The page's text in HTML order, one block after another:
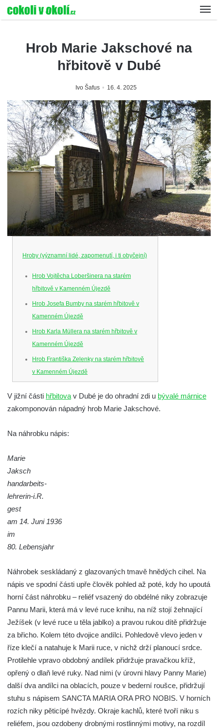
Hrob Marie Jakschové na
hřbitově v Dubé
Ivo Šafus 16. 4. 2025
Hroby (významní lidé, zapomenutí, i ti obyčejní)
Hrob Vojtěcha Loberšinera na starém
hřbitově v Kamenném Újezdě
Hrob Josefa Bumby na starém hřbitově v
Kamenném Újezdě
Hrob Karla Müllera na starém hřbitově v
Kamenném Újezdě
Hrob Františka Zelenky na starém hřbitově
v Kamenném Újezdě
Kamenném Újezdě
Hrob Františka Šillera na hřbitově ve
Hrob Františka Bürgera na hřbitově ve
Velešíně
Velešíně
Velešíně
Hrob Josefa Novotného na hřbitově ve
Velešíně
Hrob Jana Křtitele Mikyšky na hřbitově ve
Velešíně
Hrob rodiny Bürgerovy na hřbitově ve
Velešíně
Hrob rodiny Hamerníkovy na hřbitově ve
Hrob rodiny Kohoutovy na hřbitově ve
Velešíně
Hrob Šimona Haláčka na hřbitově v Římově
V jižní části hřbitova v Dubé je do ohradní zdi u bývalé márnice
zakomponován nápadný hrob Marie Jakschové.
Na náhrobku nápis:
Marie
Jaksch
handarbeits-
lehrerin-i.R.
gest
am 14. Juni 1936
im
80. Lebensjahr
Náhrobek seskládaný z glazovaných tmavě hnědých cihel. Na
nápis ve spodní části upře člověk pohled až poté, kdy ho upoutá
horní část náhrobku – reliéf vsazený do obdélné niky zobrazuje
Pannu Marii, která má v levé ruce knihu, na níž stojí žehnající
Ježíšek (v levé ruce u těla jablko) a pravou rukou dítě přidržuje
za břicho. Kolem této dvojice andílci. Pohledově vlevo jeden v
říze klečí a natahuje k Marii ruce, v nichž drží planoucí srdce.
Protilehle vpravo obdobný andílek přidržuje pravačkou kříž,
opřený o dlaň levé ruky. Nad nimi (v úrovni hlavy Panny Marie)
další dva andílci na oblacích, pouze v bederní roušce, přidržují
stuhu s nápisem SANCTA MARIA ORA PRO NOBIS. V horních
rozích niky pěticípé hvězdy. Okraje kachlů, které tvoří niku s
reliéfem, jsou ozdobeny drobnými rostlinnými motivy, na rozdíl